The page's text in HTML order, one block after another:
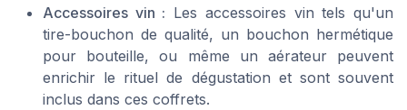
Accessoires vin : Les accessoires vin tels qu'un
tire-bouchon de qualité, un bouchon hermétique
pour bouteille, ou même un aérateur peuvent
enrichir le rituel de dégustation et sont souvent
inclus dans ces coffrets.